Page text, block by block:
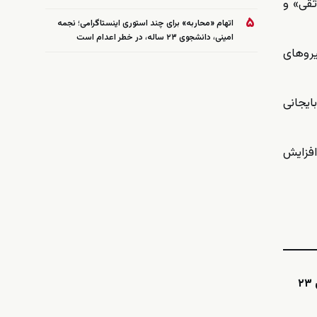
و
اینستاگرامی؛ نجمه امینی، دانشجوی ۲۳
۵
اتهام «محاربه» برای چند استوری اینستاگرامی؛ نجمه
امینی، دانشجوی ۲۳ ساله، در خطر اعدام است